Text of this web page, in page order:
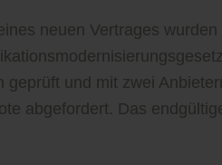
neuen Vertrages
geprüft und mit zwei
abgefordert. Das